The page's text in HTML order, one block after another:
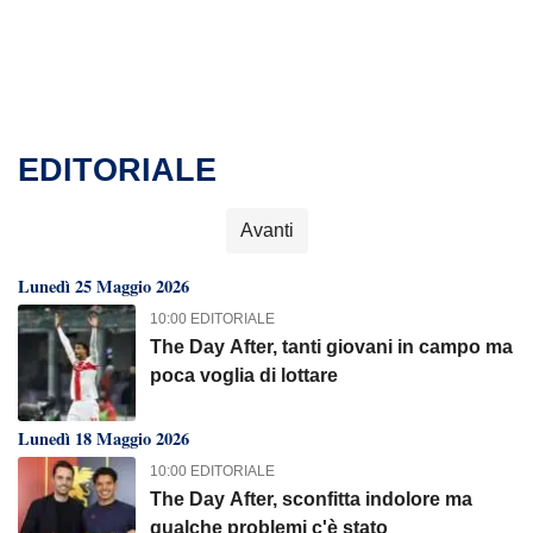
EDITORIALE
Avanti
Lunedì 25 Maggio 2026
10:00 EDITORIALE
The Day After, tanti giovani in campo ma
poca voglia di lottare
Lunedì 18 Maggio 2026
10:00 EDITORIALE
The Day After, sconfitta indolore ma
qualche problemi c'è stato